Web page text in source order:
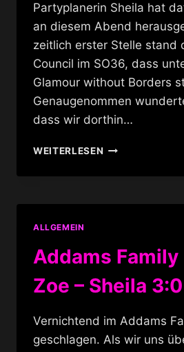
Partyplanerin Sheila hat
an diesem Abend
zeitlich erster Stelle stand
Council im SO36, dass
Glamour without Borders
Genaugenommen
dass wir dorthin…
WEITERLESENGRAND
EUROVISION
LA
ALLGEMEIN
Addams
Zoe – Sheila 3:0
Vernichtend im Addams
geschlagen. Als wir uns